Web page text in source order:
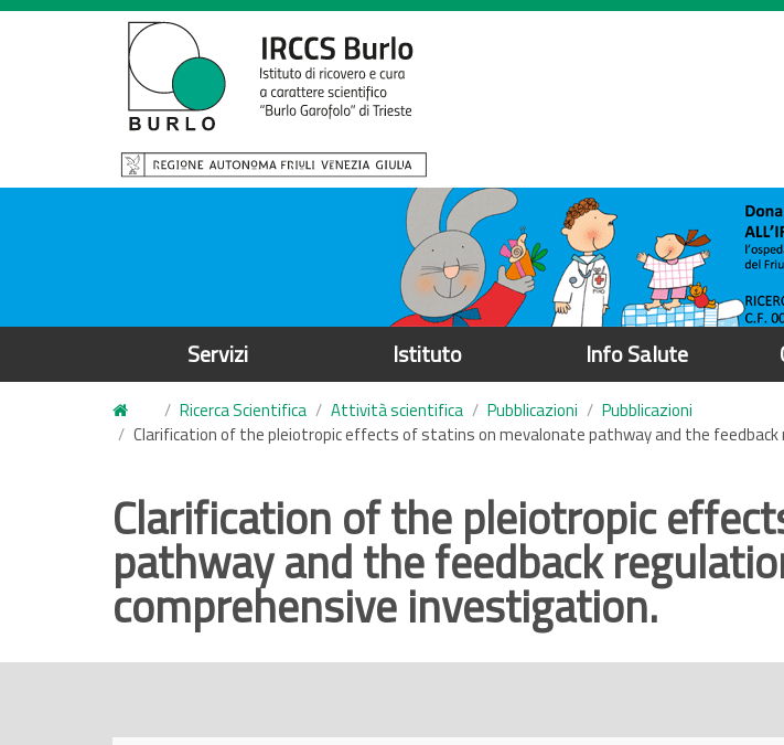
S
l
p
Servizi Istituto Info Salute
Ricerca Scientifica Attività scientifica Pubblicazioni
Pubblicazioni
Clarification of the pleiotropic effects of statins on mevalonate pathway and the
Clarification of the pleiotropic
pathway and the feedback
comprehensive investigation.